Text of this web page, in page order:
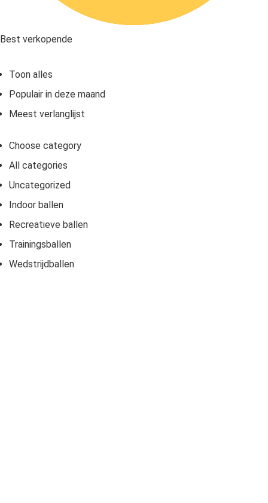
Best verkopende
Toon alles
Populair in deze maand
Meest verlanglijst
Choose category
All categories
Uncategorized
Indoor ballen
Recreatieve ballen
Trainingsballen
Wedstrijdballen